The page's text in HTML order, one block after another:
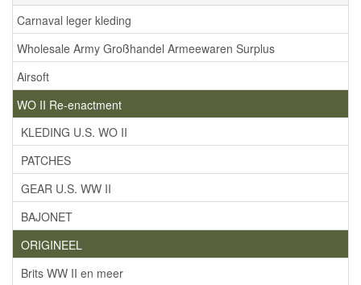
Carnaval leger kleding
Wholesale Army Großhandel Armeewaren Surplus
Airsoft
WO II Re-enactment
KLEDING U.S. WO II
PATCHES
GEAR U.S. WW II
BAJONET
ORIGINEEL
Brits WW II en meer